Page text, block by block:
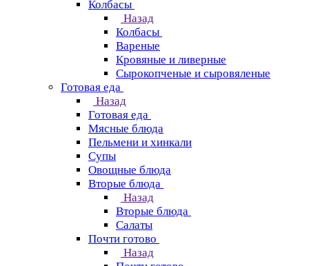
Колбасы
Назад
Колбасы
Вареные
Кровяные и ливерные
Сырокопченые и сыровяленые
Готовая еда
Назад
Готовая еда
Мясные блюда
Пельмени и хинкали
Супы
Овощные блюда
Вторые блюда
Назад
Вторые блюда
Салаты
Почти готово
Назад